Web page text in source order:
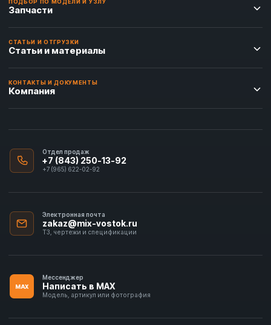
ПОДБОР ПО МОДЕЛИ И УЗЛУ
Запчасти
СТАТЬИ И ОТГРУЗКИ
Статьи и материалы
КОНТАКТЫ И ДОКУМЕНТЫ
Компания
Отдел продаж
+7 (843) 250-13-92
+7 (965) 622-02-92
Электронная почта
zakaz@mix-vostok.ru
ТЗ, чертежи и спецификации
MAX
Мессенджер
Написать в MAX
Модель, артикул или фотография